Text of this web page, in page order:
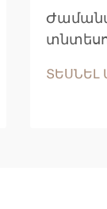
ՏԵՍՆԵԼ